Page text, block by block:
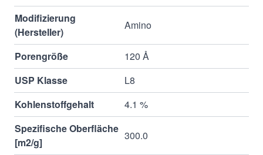
Modifizierung
(Hersteller)
Amino
Porengröße
120 Å
USP Klasse
L8
Kohlenstoffgehalt
4.1 %
Spezifische Oberfläche
[m2/g]
300.0